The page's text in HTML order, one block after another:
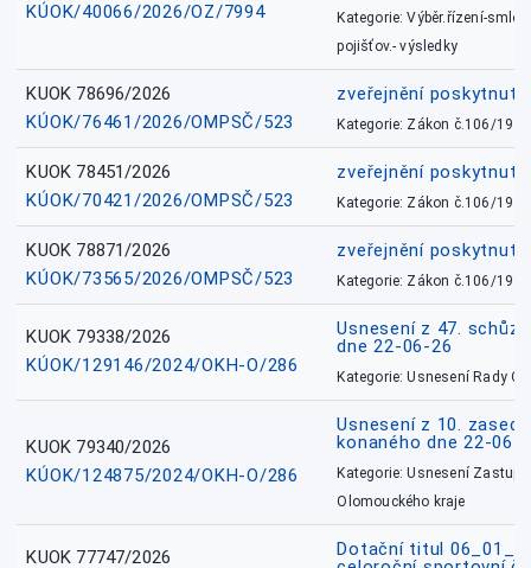
KÚOK/40066/2026/OZ/7994
Kategorie: Výběr.řízení-
pojišťov.- výsledky
KUOK 78696/2026
KÚOK/76461/2026/OMPSČ/523
zveřejnění
Kategorie: Zákon č.106/1999
KUOK 78451/2026
KÚOK/70421/2026/OMPSČ/523
zveřejnění
Kategorie: Zákon č.106/1999
KUOK 78871/2026
KÚOK/73565/2026/OMPSČ/523
zveřejnění
Kategorie: Zákon č.106/1999
KUOK 79338/2026
KÚOK/129146/2024/OKH-O/286
Usnesení z 47.
dne 22-06-26
Kategorie: Usnesení Rady
KUOK 79340/2026
KÚOK/124875/2024/OKH-O/286
Usnesení z 10.
konaného dne 22-06-
Kategorie: Usnesení
Olomouckého kraje
KUOK 77747/2026
Dotační titul